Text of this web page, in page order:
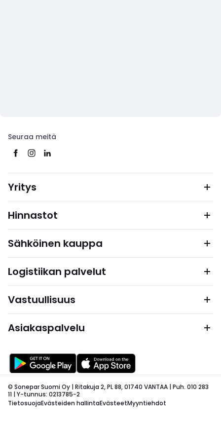
Seuraa meitä
Yritys
Hinnastot
Sähköinen kauppa
Logistiikan palvelut
Vastuullisuus
Asiakaspalvelu
© Sonepar Suomi Oy | Ritakuja 2, PL 88, 01740 VANTAA | Puh. 010 283
11 | Y-tunnus: 0213785-2
TietosuojaEvästeiden hallintaEvästeetMyyntiehdot